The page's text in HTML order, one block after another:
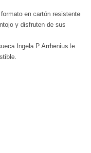
en cartón resistente
y disfruten de sus
Ingela P Arrhenius le